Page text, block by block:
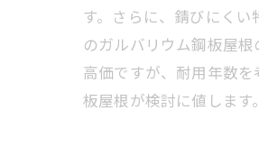
す。さらに、錆びにく
のガルバリウム鋼板屋
高価ですが、耐用年数
板屋根が検討に値します。